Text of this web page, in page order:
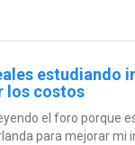
estudiando
los costos
el foro porque
para mejorar mi